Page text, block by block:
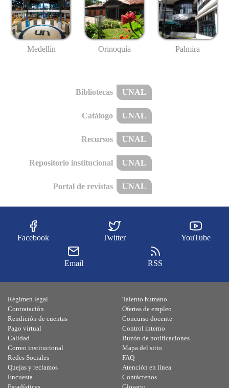
Medellín Orinoquía Palmira
Bibliotecas UNAL
Catálogo UNAL
Recursos UNAL
Repositorio institucional UNAL
Portal de revistas UNAL
Facebook Twitter YouTube
Email RSS
Régimen legal
Contratación
Rendición de cuentas
Pago virtual
Calidad
Talento humano
Ofertas de empleo
Concurso docente
Control interno
Buzón de notificaciones
Correo institucional
Redes Sociales
Quejas y reclamos
Encuesta
Mapa del sitio
FAQ
Atención en línea
Contáctenos